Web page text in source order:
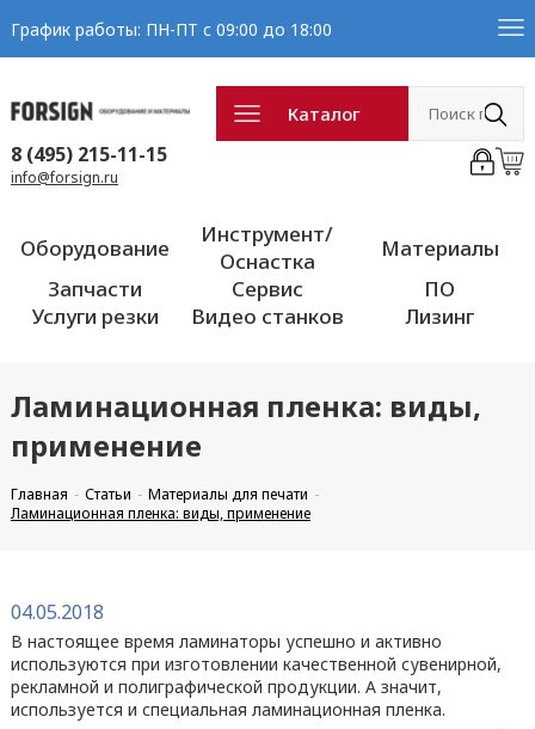
График работы: ПН-ПТ с 09:00 до 18:00
Каталог
8 (495) 215-11-15
info@forsign.ru
Оборудование
Инструмент/
Оснастка
Материалы
Запчасти
Сервис
ПО
Услуги резки
Видео станков Лизинг
Ламинационная пленка: виды,
применение
Главная Статьи
Материалы для печати
Ламинационная пленка: виды, применение
04.05.2018
В настоящее время ламинаторы успешно и активно
используются при изготовлении качественной сувенирной,
рекламной и полиграфической продукции. А значит,
используется и специальная ламинационная пленка.